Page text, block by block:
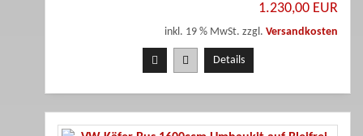
1.230,00 EUR
inkl. 19 % MwSt. zzgl. Versandkosten
Details